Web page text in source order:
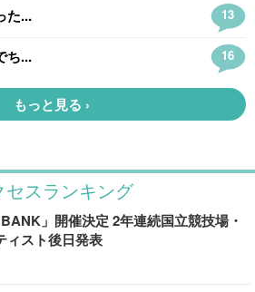
セスランキング
BANK」開催決定 2年連続国立競技場・
ィスト後日発表